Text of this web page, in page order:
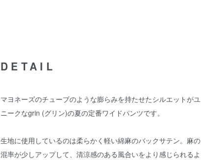
DETAIL
マヨネーズのチューブのような膨らみを持たせたシルエットがユ
ニークなgrin (グリン)の夏の定番ワイドパンツです。
生地に使用しているのは柔らかく軽い綿麻のバックサテン。麻の
混率が少しアップして、清涼感のある風合いをより感じられるよ